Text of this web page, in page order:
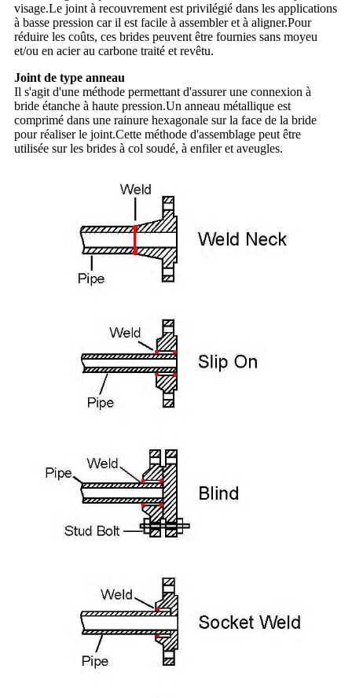
visage.Le joint à recouvrement est privilégié dans les applications
à basse pression car il est facile à assembler et à aligner.Pour
réduire les coûts, ces brides peuvent être fournies sans moyeu
et/ou en acier au carbone traité et revêtu.
Joint de type anneau
Il s'agit d'une méthode permettant d'assurer une connexion à
bride étanche à haute pression.Un anneau métallique est
comprimé dans une rainure hexagonale sur la face de la bride
pour réaliser le joint.Cette méthode d'assemblage peut être
utilisée sur les brides à col soudé, à enfiler et aveugles.